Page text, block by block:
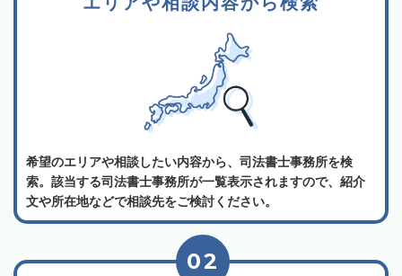
希望のエリアや相談したい内容から、司法書士事務所を検
索。該当する司法書士事務所が一覧表示されますので、紹介
文や所在地などで相談先をご検討ください。
02